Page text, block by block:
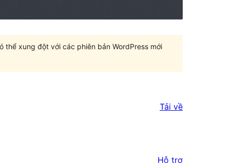
xung đột với các phiên bản WordPress mới
Tải về
Hỗ trợ